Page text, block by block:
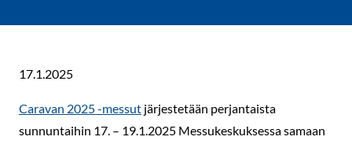
17.1.2025
Caravan 2025 -messut järjestetään perjantaista
sunnuntaihin 17. – 19.1.2025 Messukeskuksessa samaan